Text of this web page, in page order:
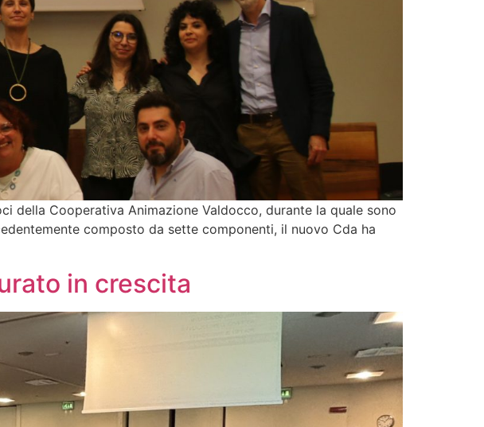
della Cooperativa Animazione Valdocco, durante la quale sono
composto da sette componenti, il nuovo Cda ha
in crescita